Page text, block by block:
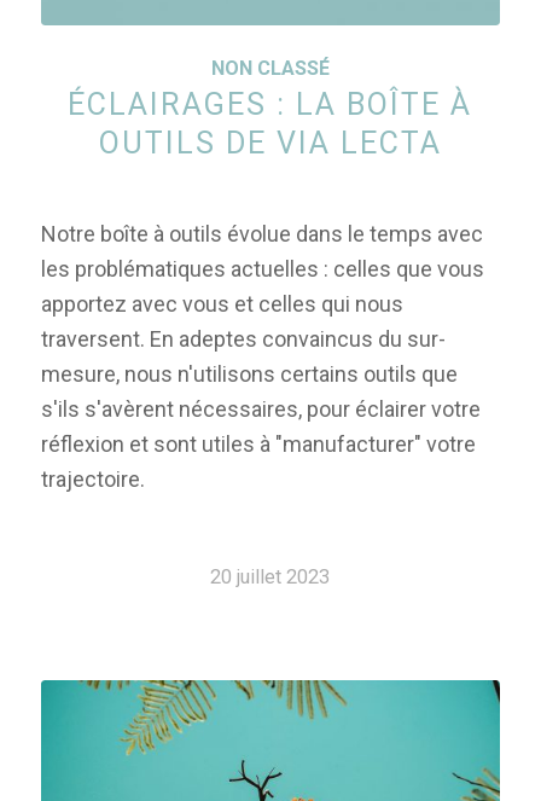
NON CLASSÉ
ÉCLAIRAGES : LA BOÎTE À
OUTILS DE VIA LECTA
Notre boîte à outils évolue dans le temps avec
les problématiques actuelles : celles que vous
apportez avec vous et celles qui nous
traversent. En adeptes convaincus du sur-
mesure, nous n'utilisons certains outils que
s'ils s'avèrent nécessaires, pour éclairer votre
réflexion et sont utiles à "manufacturer" votre
trajectoire.
20 juillet 2023